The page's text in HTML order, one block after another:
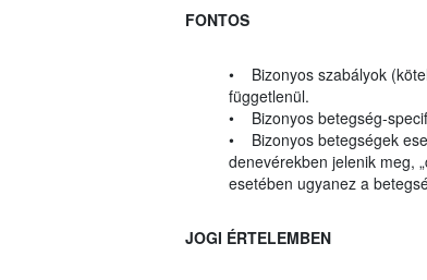
FONTOS
• Bizonyos szabályok
függetlenül.
• Bizonyos betegség-
• Bizonyos betegségek
denevérekben jelenik meg,
esetében ugyanez a
JOGI ÉRTELEMBEN